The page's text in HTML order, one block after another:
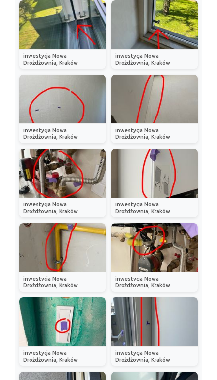
inwestycja Nowa
Drożdżownia, Kraków
inwestycja Nowa
Drożdżownia, Kraków
inwestycja Nowa
Drożdżownia, Kraków
inwestycja Nowa
Drożdżownia, Kraków
inwestycja Nowa
Drożdżownia, Kraków
inwestycja Nowa
Drożdżownia, Kraków
inwestycja Nowa
Drożdżownia, Kraków
inwestycja Nowa
Drożdżownia, Kraków
inwestycja Nowa
Drożdżownia, Kraków
inwestycja Nowa
Drożdżownia, Kraków